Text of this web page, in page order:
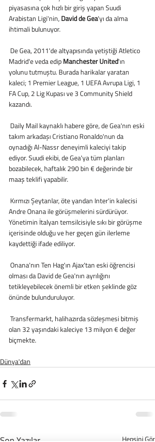
piyasasına çok hızlı bir giriş yapan Suudi
Arabistan Ligi'nin, David de Gea'yı da alma
ihtimali bulunuyor.
Madrid'e veda edip Manchester United'ın
yolunu tutmuştu. Burada harikalar yaratan
kaleci; 1 Premier League, 1 UEFA Avrupa Ligi, 1
FA Cup, 2 Lig Kupası ve 3 Community Shield
kazandı.
takım arkadaşı Cristiano Ronaldo'nun da
oynadığı Al-Nassr deneyimli kaleciyi takip
ediyor. Suudi ekibi, de Gea'ya tüm planları
bozabilecek, haftalık 290 bin € değerinde bir
maaş teklifi yapabilir.
Andre Onana ile görüşmelerini sürdürüyor.
Yönetimin İtalyan temsilcisiyle sıkı bir görüşme
içerisinde olduğu ve her geçen gün ilerleme
kaydettiği ifade ediliyor.
olması da David de Gea'nın ayrılığını
tetikleyebilecek önemli bir etken şeklinde göz
önünde bulunduruluyor.
olan 32 yaşındaki kaleciye 13 milyon € değer
biçmekte.
Dünya'dan
Hepsini Gör